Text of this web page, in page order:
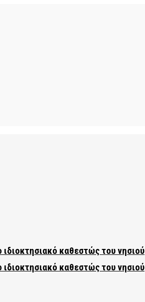
καθεστώς του νησιού
καθεστώς του νησιού